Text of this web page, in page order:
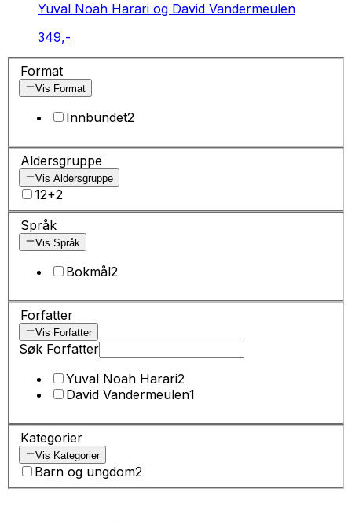
Yuval Noah Harari og David Vandermeulen
349,-
Format
Vis Format
Innbundet2
Aldersgruppe
Vis Aldersgruppe
12+2
Språk
Vis Språk
Bokmål2
Forfatter
Vis Forfatter
Søk Forfatter
Yuval Noah Harari2
David Vandermeulen1
Kategorier
Vis Kategorier
Barn og ungdom2